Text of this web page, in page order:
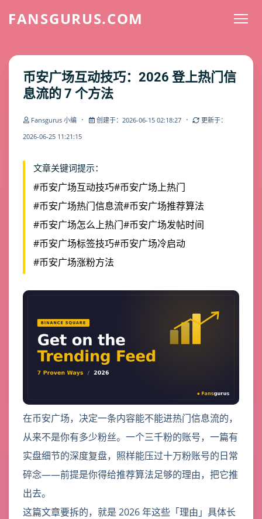
FANSGURUS.COM
币安广场互动技巧：2026 登上热门信
息流的 7 个方法
Fansgurus 小编 · 创建于：2026-06-15 02:18:27 ·
更新于：
2026-06-25 11:21:15
文章关键词提示：
#币安广场互动技巧#币安广场上热门
#币安广场热门信息流#币安广场推荐算法
#币安广场怎么上热门#币安广场发帖时间
#币安广场标签技巧#币安广场冷启动
#币安广场涨粉方法
在币安广场，决定一条内容能不能进热门信息流的，
从来不是你有多少粉丝。一个三千粉的账号，一篇有
实盘细节的深度复盘，照样能压过十万粉账号的日常
碎念——前提是你得给推荐算法足够的理由，把它推
出去。
这篇文章要拆的，就是 2026 年这些「理由」具体长